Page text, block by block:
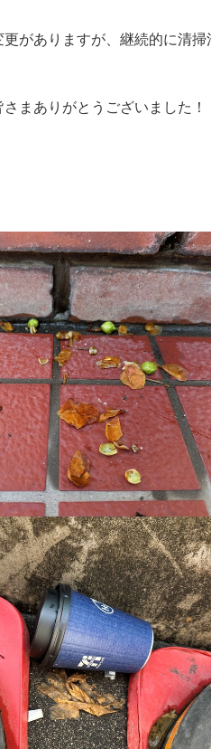
がありますが、継続的に清掃
まありがとうございました！